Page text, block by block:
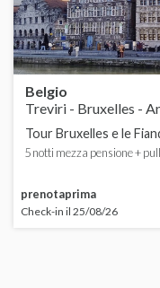
Belgio
Treviri - Bruxelles -
Tour Bruxelles e le
5 notti mezza pensione +
prenotaprima
Check-in il 25/08/26